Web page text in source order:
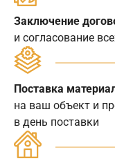
Заключение
и согласование
Поставка
на ваш объект и
в день поставки